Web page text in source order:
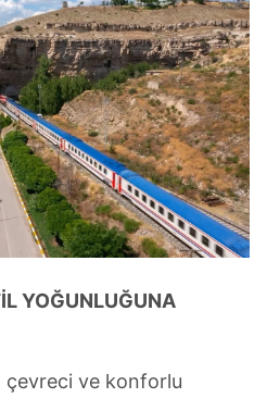
olan çerezler bilgi
amacıyla
sitemizin daha işlevsel
ve sizlere yönelik
yapılması, amaçlarıyla
kullanılacaktır.
aşağıda yer alan panel
Çerezlere ilişkin detaylı bilgi
Çerez Bilgilendirme
Kanunu uyarınca
kullanılan çerezlerle ilgili bilgi
YOĞUNLUĞUNA
çevreci ve konforlu